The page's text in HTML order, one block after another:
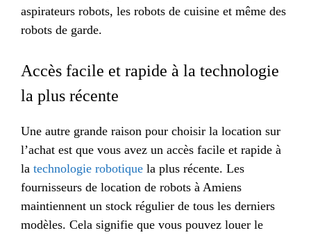
aspirateurs robots, les robots de cuisine et même des
robots de garde.
Accès facile et rapide à la technologie
la plus récente
Une autre grande raison pour choisir la location sur
l’achat est que vous avez un accès facile et rapide à
la technologie robotique la plus récente. Les
fournisseurs de location de robots à Amiens
maintiennent un stock régulier de tous les derniers
modèles. Cela signifie que vous pouvez louer le